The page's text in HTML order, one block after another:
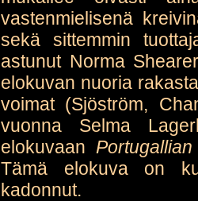
vastenmielisenä
sekä sittemmin
astunut Norma
elokuvan nuoria
voimat (Sjöström,
vuonna Selma
elokuvaan
Tämä elokuva on
kadonnut.